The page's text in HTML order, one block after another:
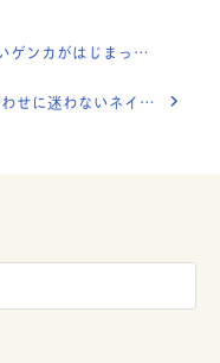
まったら、どうしてる？
「#OURHOME今週のコーデ」組み合わせに迷わないネイビー×ホワイト◎